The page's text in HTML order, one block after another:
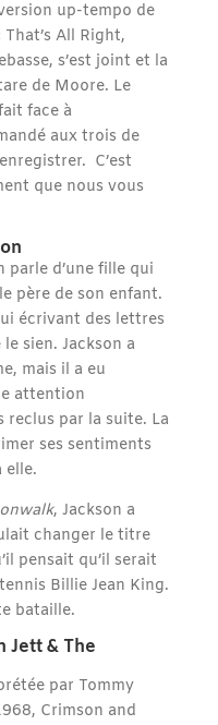
up-tempo de
All Right,
s’est joint et la
de Moore. Le
face à
aux trois de
C’est
que nous vous
parle d’une fille qui
père de son enfant.
écrivant des lettres
sien. Jackson a
mais il a eu
attention
reclus par la suite. La
ses sentiments
elle.
, Jackson a
changer le titre
pensait qu’il serait
Billie Jean King.
bataille.
Jett & The
par Tommy
Crimson and